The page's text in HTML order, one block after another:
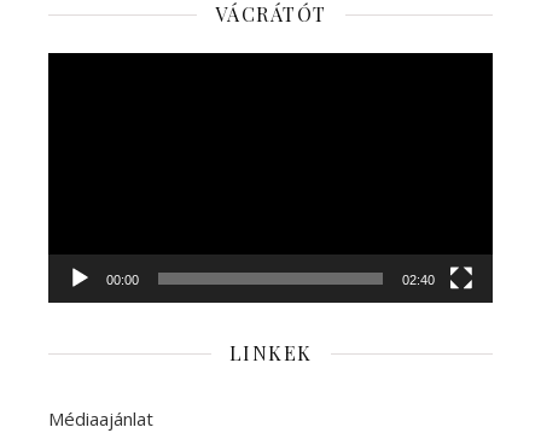
VÁCRÁTÓT
00:00 02:40
LINKEK
Médiaajánlat